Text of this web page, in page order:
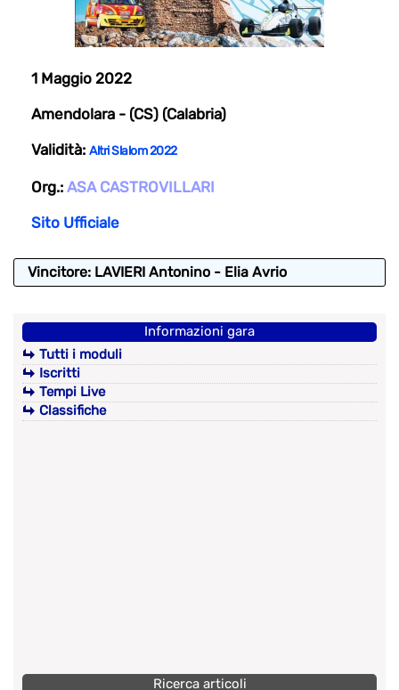
1 Maggio 2022
Amendolara - (CS) (Calabria)
Validità: Altri Slalom 2022
Org.: ASA CASTROVILLARI
Sito Ufficiale
Vincitore: LAVIERI Antonino - Elia Avrio
Informazioni gara
Tutti i moduli
Iscritti
Tempi Live
Classifiche
Ricerca articoli